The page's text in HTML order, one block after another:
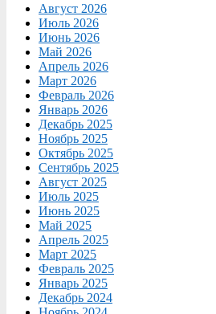
Август 2026
Июль 2026
Июнь 2026
Май 2026
Апрель 2026
Март 2026
Февраль 2026
Январь 2026
Декабрь 2025
Ноябрь 2025
Октябрь 2025
Сентябрь 2025
Август 2025
Июль 2025
Июнь 2025
Май 2025
Апрель 2025
Март 2025
Февраль 2025
Январь 2025
Декабрь 2024